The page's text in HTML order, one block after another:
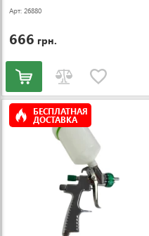
Арт: 26880
666 грн.
БЕСПЛАТНАЯ
ДОСТАВКА